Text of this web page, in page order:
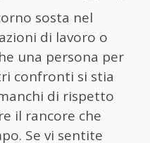
sosta nel
di lavoro o
una persona per
confronti si stia
di rispetto
il rancore che
Se vi sentite